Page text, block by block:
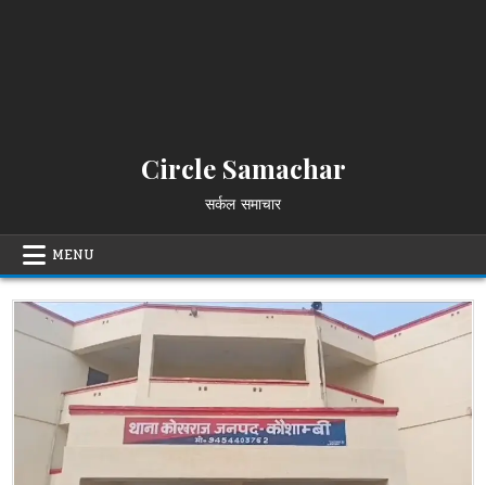
Circle Samachar
सर्कल समाचार
MENU